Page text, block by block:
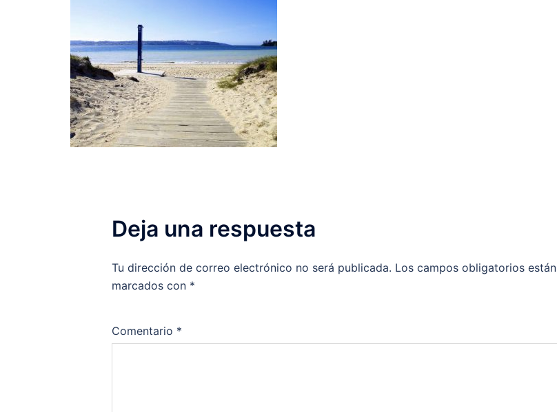
Deja una respuesta
Tu dirección de correo electrónico no será publicada. Los campos obligatorios están
marcados con *
Comentario *